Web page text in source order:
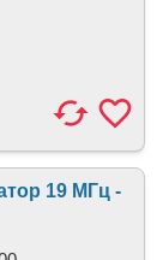
19 МГц -